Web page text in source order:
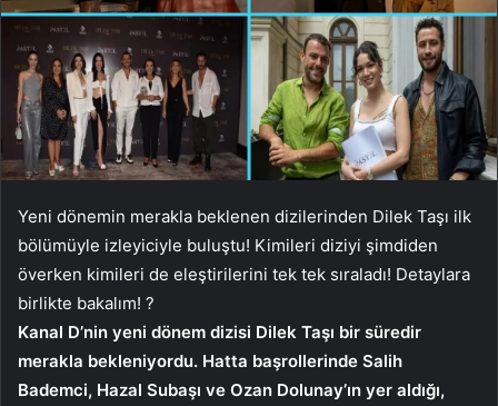
Yeni dönemin merakla beklenen dizilerinden Dilek Taşı ilk
bölümüyle izleyiciyle buluştu! Kimileri diziyi şimdiden
överken kimileri de eleştirilerini tek tek sıraladı! Detaylara
birlikte bakalım! ?
Kanal D’nin yeni dönem dizisi Dilek Taşı bir süredir
merakla bekleniyordu. Hatta başrollerinde Salih
Bademci, Hazal Subaşı ve Ozan Dolunay’ın yer aldığı,